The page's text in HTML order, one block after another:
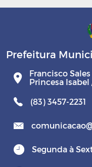
Prefeitura
Francisco
Princesa Isabel
(83) 3457-2231
Segunda à